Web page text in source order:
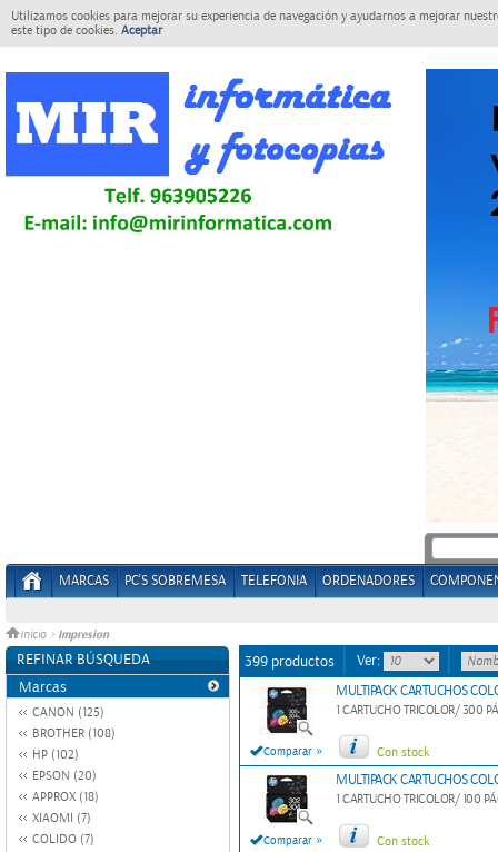
Utilizamos cookies para mejorar su experiencia de navegación y ayudarnos a mejorar
este tipo de cookies. Aceptar
MARCAS PC'S SOBREMESA TELEFONIA ORDENADORES
Inicio > Impresion
REFINAR BÚSQUEDA
Marcas
CANON (125)
BROTHER (108)
HP (102)
EPSON (20)
APPROX (18)
XIAOMI (7)
COLIDO (7)
399 productos Ver:
Comparar »
MULTIPACK CARTUCHOS
1 CARTUCHO TRICOLOR/ 300
Con stock
Comparar »
MULTIPACK CARTUCHOS
1 CARTUCHO TRICOLOR/ 100
Con stock